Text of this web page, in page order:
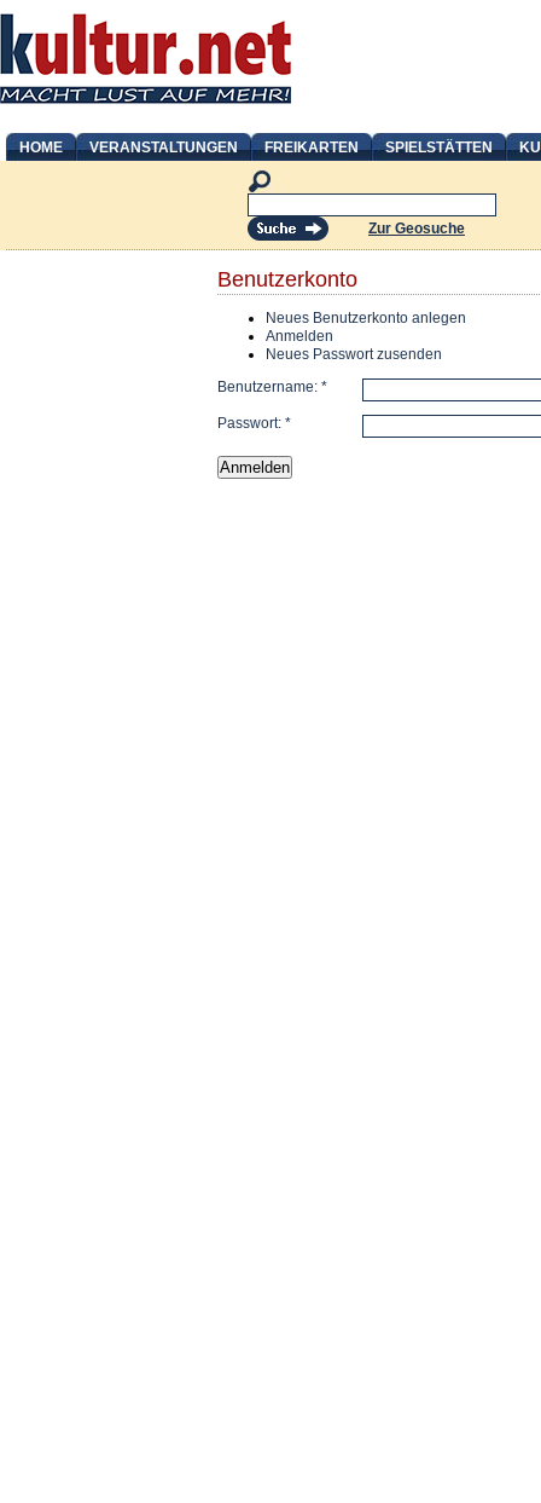
HOME VERANSTALTUNGEN FREIKARTEN SPIELSTÄTTEN
Zur Geosuche
Benutzerkonto
Neues Benutzerkonto anlegen
Anmelden
Neues Passwort zusenden
Benutzername: *
Passwort: *